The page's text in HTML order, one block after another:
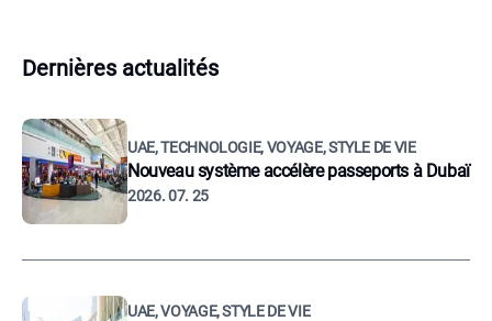
Dernières actualités
UAE, TECHNOLOGIE, VOYAGE, STYLE DE VIE
Nouveau système accélère passeports à Dubaï
2026. 07. 25
UAE, VOYAGE, STYLE DE VIE